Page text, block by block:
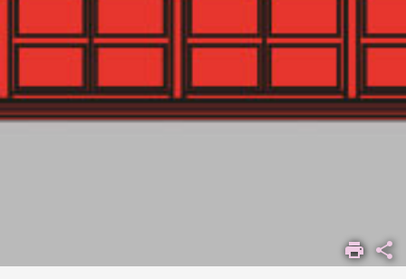
COMPRENDRE